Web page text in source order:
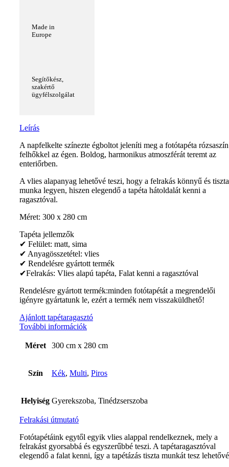
Made in
Europe
Segítőkész,
szakértő
ügyfélszolgálat
Leírás
A napfelkelte színezte égboltot jeleníti meg a fotótapéta rózsaszín
felhőkkel az égen. Boldog, harmonikus atmoszférát teremt az
enteriőrben.
A vlies alapanyag lehetővé teszi, hogy a felrakás könnyű és tiszta
munka legyen, hiszen elegendő a tapéta hátoldalát kenni a
ragasztóval.
Méret: 300 x 280 cm
Tapéta jellemzők
✔ Felület: matt, sima
✔ Anyagösszetétel: vlies
✔ Rendelésre gyártott termék
✔Felrakás: Vlies alapú tapéta, Falat kenni a ragasztóval
Rendelésre gyártott termék:minden fotótapétát a megrendelői
igényre gyártatunk le, ezért a termék nem visszaküldhető!
Ajánlott tapétaragasztó
További információk
Méret 300 cm x 280 cm
Szín Kék, Multi, Piros
Helyiség Gyerekszoba, Tinédzserszoba
Felrakási útmutató
Fotótapétáink egytől egyik vlies alappal rendelkeznek, mely a
felrakást gyorsabbá és egyszerűbbé teszi. A tapétaragasztóval
elegendő a falat kenni, így a tapétázás tiszta munkát tesz